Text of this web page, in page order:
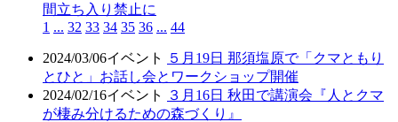
間立ち入り禁止に
1 ... 32 33 34 35 36 ... 44
2024/03/06イベント
５月19日 那須塩原で「クマともり
とひと」お話し会とワークショップ開催
2024/02/16イベント
３月16日 秋田で講演会『人とクマ
が棲み分けるための森づくり』